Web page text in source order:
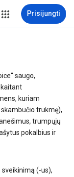
Prisijungti
saugo,
kuriam
trukmę),
trumpųjų
pokalbius ir
(-us),